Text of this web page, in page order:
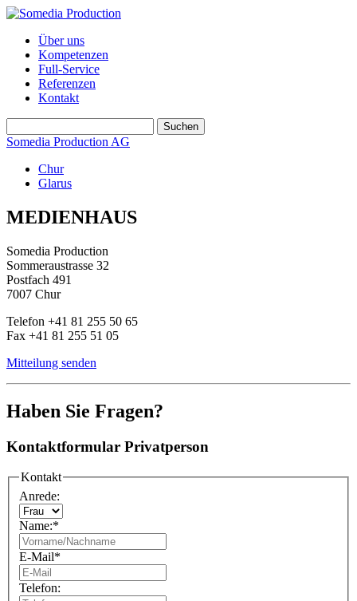
Über uns
Kompetenzen
Full-Service
Referenzen
Kontakt
Somedia Production AG
Chur
Glarus
MEDIENHAUS
Somedia Production
Sommeraustrasse 32
Postfach 491
7007 Chur
Telefon +41 81 255 50 65
Fax +41 81 255 51 05
Mitteilung senden
Haben Sie Fragen?
Kontaktformular Privatperson
Kontakt
Anrede:
Name:*
E-Mail*
Telefon: